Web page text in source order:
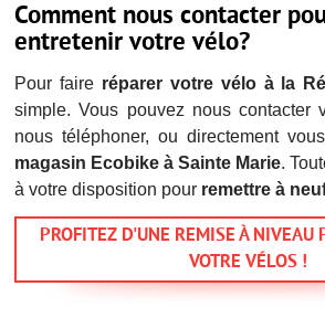
Comment nous contacter
entretenir votre vélo?
Pour faire réparer votre vélo à la
simple. Vous pouvez nous contacter
nous téléphoner, ou directement
magasin Ecobike à Sainte Marie.
à votre disposition pour remettre à
PROFITEZ D'UNE REMISE À NIVEAU
VOTRE VÉLOS !